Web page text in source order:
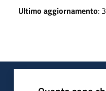
Ultimo aggiornamento: